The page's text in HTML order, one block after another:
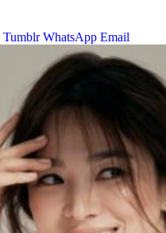
Tumblr WhatsApp Email